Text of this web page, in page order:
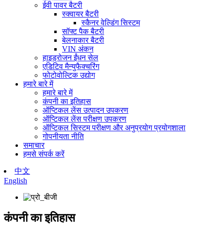
ईवी पावर बैटरी
स्क्वायर बैटरी
स्कैनर वेल्डिंग सिस्टम
सॉफ्ट पैक बैटरी
बेलनाकार बैटरी
VIN अंकन
हाइड्रोजन ईंधन सेल
एडिटिव मैन्युफैक्चरिंग
फोटोवोल्टिक उद्योग
हमारे बारे में
हमारे बारे में
कंपनी का इतिहास
ऑप्टिकल लेंस उत्पादन उपकरण
ऑप्टिकल लेंस परीक्षण उपकरण
ऑप्टिकल सिस्टम परीक्षण और अनुप्रयोग प्रयोगशाला
गोपनीयता नीति
समाचार
हमसे संपर्क करें
中文
English
कंपनी का इतिहास